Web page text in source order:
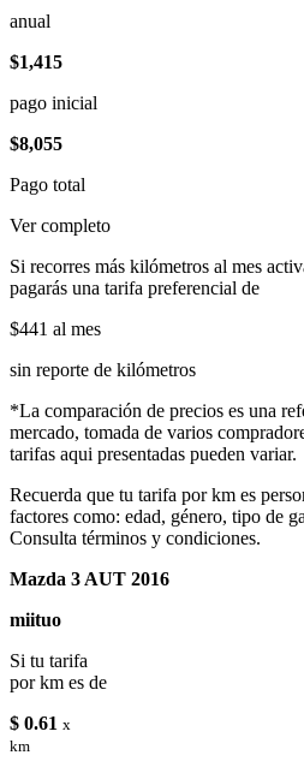
anual
$1,415
pago inicial
$8,055
Pago total
Ver completo
Si recorres más kilómetros al mes
pagarás una tarifa preferencial de
$441 al mes
sin reporte de kilómetros
*La comparación de precios es una
mercado, tomada de varios
tarifas aqui presentadas pueden variar.
Recuerda que tu tarifa por km es
factores como: edad, género, tipo de
Consulta términos y condiciones.
Mazda 3 AUT 2016
miituo
Si tu tarifa
por km es de
$ 0.61 x
km